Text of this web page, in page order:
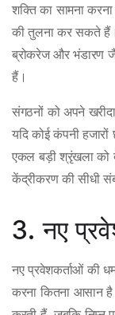
शक्ति का सामना
की तुलना कर सकते
ब्रोकरेज और भंडारण
हैं।
संगठनों को अपने
यदि कोई कंपनी
एकल बड़ी श्रृंखला को
केंद्रीकरण की सीधी
3. नए
नए प्रवेशकर्ताओं की
करना कितना आसान